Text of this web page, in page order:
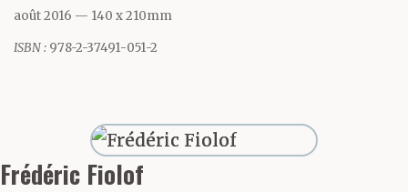
happé dans un monde
plus bas et a pensé ça ne
passé en-dessous, il
avait de la vase plein la
août 2016 — 140 x 210mm
ISBN : 978-2-37491-051-2
Frédéric Fiolof